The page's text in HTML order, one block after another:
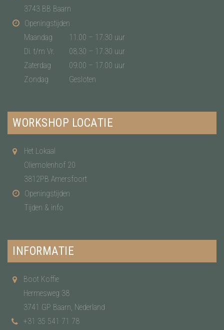
3743 BB Baarn
Openingstijden
Maandag
11.00 – 17.30 uur
Di. t/m Vr.
08.30 – 17.30 uur
Zaterdag
09.00 – 17.00 uur
Zondag
Gesloten
WORKSHOP LOCATIE
Het Lokaal
Oliemolenhof 20
3812PB Amersfoort
Openingstijden
Tijden & info
INFORMATIE
Boot Koffie
Hermesweg 38
3741 GP Baarn, Nederland
+31 35 541 71 78